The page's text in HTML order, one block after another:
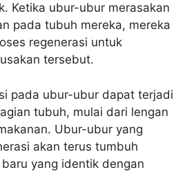
Ketika ubur-ubur merasakan
pada tubuh mereka, mereka
regenerasi untuk
tersebut.
pada ubur-ubur dapat terjadi
tubuh, mulai dari lengan
Ubur-ubur yang
akan terus tumbuh
yang identik dengan